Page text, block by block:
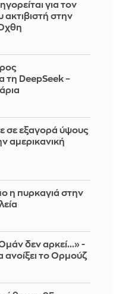
για τον
ακτιβιστή στην
τη DeepSeek –
σε εξαγορά ύψους
αμερικανική
η πυρκαγιά στην
δεν αρκεί...» -
ανοίξει το Ορμούζ